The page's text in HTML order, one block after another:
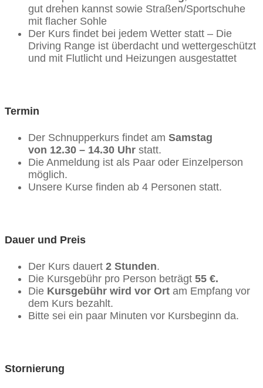
gut drehen kannst sowie Straßen/Sportschuhe
mit flacher Sohle
Der Kurs findet bei jedem Wetter statt – Die
Driving Range ist überdacht und wettergeschützt
und mit Flutlicht und Heizungen ausgestattet
Termin
Der Schnupperkurs findet am Samstag
von 12.30 – 14.30 Uhr statt.
Die Anmeldung ist als Paar oder Einzelperson
möglich.
Unsere Kurse finden ab 4 Personen statt.
Dauer und Preis
Der Kurs dauert 2 Stunden.
Die Kursgebühr pro Person beträgt 55 €.
Die Kursgebühr wird vor Ort am Empfang vor
dem Kurs bezahlt.
Bitte sei ein paar Minuten vor Kursbeginn da.
Stornierung